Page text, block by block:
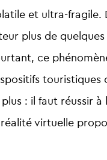
et ultra-
plus de
ce
plus : il faut réussir
virtuelle